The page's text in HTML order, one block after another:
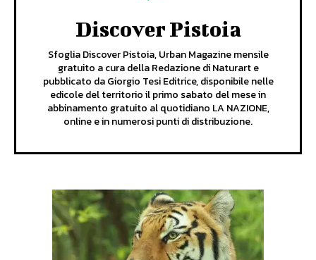
Discover Pistoia
Sfoglia Discover Pistoia, Urban Magazine mensile
gratuito a cura della Redazione di Naturart e
pubblicato da Giorgio Tesi Editrice, disponibile nelle
edicole del territorio il primo sabato del mese in
abbinamento gratuito al quotidiano LA NAZIONE,
online e in numerosi punti di distribuzione.